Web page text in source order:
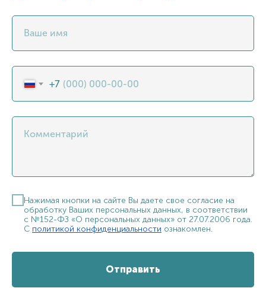
Ваше имя
+7
Комментарий
Нажимая кнопки на сайте Вы даете свое согласие на
обработку Ваших персональных данных, в соответствии
с №152-ФЗ «О персональных данных» от 27.07.2006 года.
С политикой конфиденциальности ознакомлен.
Отправить